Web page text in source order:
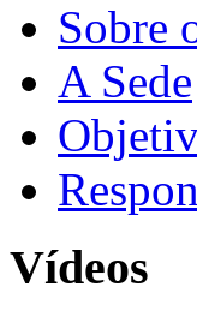
Sobre
A Sede
Vídeos